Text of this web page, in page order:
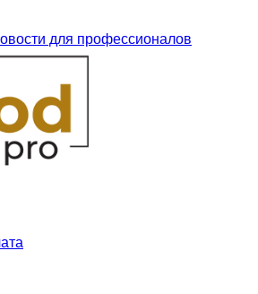
для профессионалов